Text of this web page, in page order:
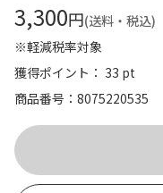
3,300円(送料・税込)
※軽減税率対象
獲得ポイント： 33 pt
商品番号
8075220535